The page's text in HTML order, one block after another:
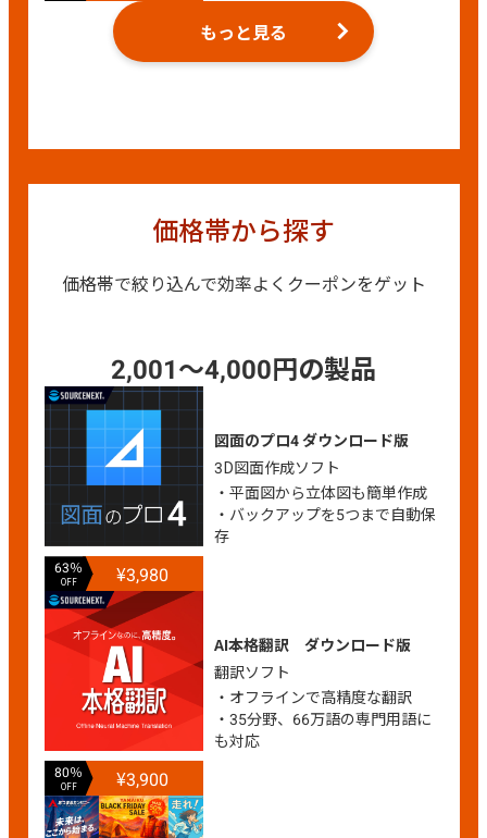
もっと見る
価格帯から探す
価格帯で絞り込んで効率よくクーポンをゲット
2,001～4,000円の製品
図面のプロ4 ダウンロード版
63％
OFF ¥3,980
3D図面作成ソフト
・平面図から立体図も簡単作成
・バックアップを5つまで自動保
存
AI本格翻訳 ダウンロード版
80％
OFF ¥3,900
翻訳ソフト
・オフラインで高精度な翻訳
・35分野、66万語の専門用語に
も対応